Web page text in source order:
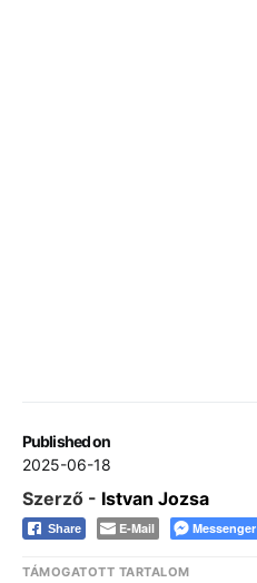
Published on
2025-06-18
Szerző - Istvan Jozsa
Share E-Mail Messenger
TÁMOGATOTT TARTALOM